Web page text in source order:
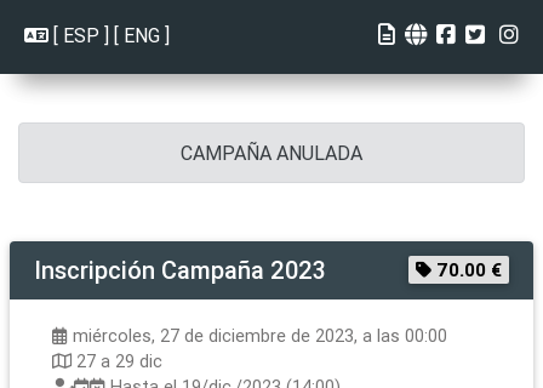
[ ESP ] [ ENG ]
CAMPAÑA ANULADA
Inscripción Campaña 2023 70.00 €
miércoles, 27 de diciembre de 2023, a las 00:00
27 a 29 dic